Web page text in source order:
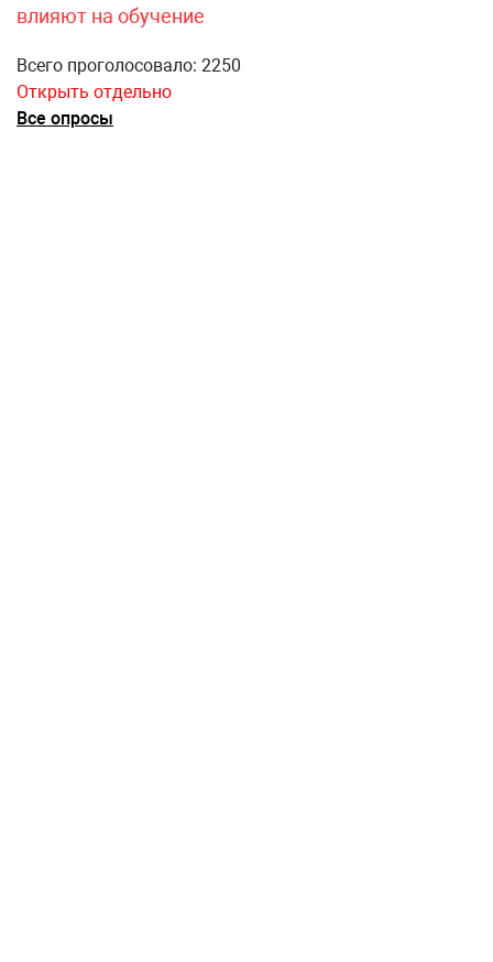
влияют на обучение
Всего проголосовало: 2250
Открыть отдельно
Все опросы